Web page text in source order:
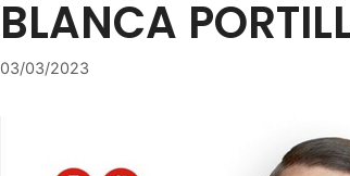
BLANCA
03/03/2023